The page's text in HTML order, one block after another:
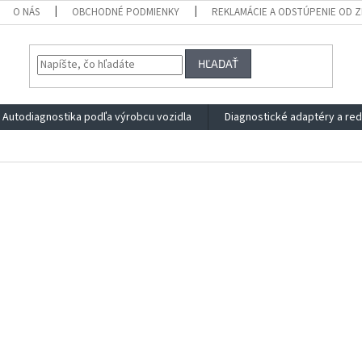
O NÁS OBCHODNÉ PODMIENKY REKLAMÁCIE A ODSTÚPENIE OD
HĽADAŤ
Autodiagnostika podľa výrobcu vozidla Diagnostické adaptéry a